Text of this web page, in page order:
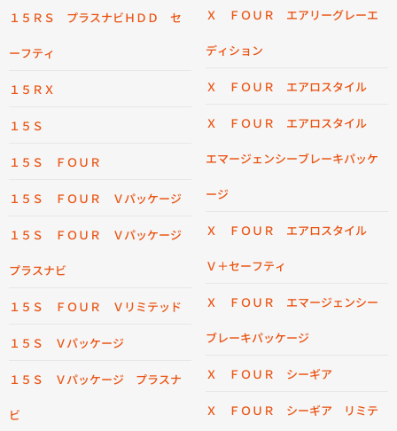
１５ＲＳ プラスナビＨＤＤ セ
ーフティ
１５ＲＸ
１５Ｓ
１５Ｓ ＦＯＵＲ
１５Ｓ ＦＯＵＲ Ｖパッケージ
１５Ｓ ＦＯＵＲ Ｖパッケージ
プラスナビ
１５Ｓ ＦＯＵＲ Ｖリミテッド
１５Ｓ Ｖパッケージ
１５Ｓ Ｖパッケージ プラスナ
ビ
Ｘ ＦＯＵＲ エアリーグレーエ
ディション
Ｘ ＦＯＵＲ エアロスタイル
Ｘ ＦＯＵＲ エアロスタイル
エマージェンシーブレーキパッケ
ージ
Ｘ ＦＯＵＲ エアロスタイル
Ｖ＋セーフティ
Ｘ ＦＯＵＲ エマージェンシー
ブレーキパッケージ
Ｘ ＦＯＵＲ シーギア
Ｘ ＦＯＵＲ シーギア リミテ